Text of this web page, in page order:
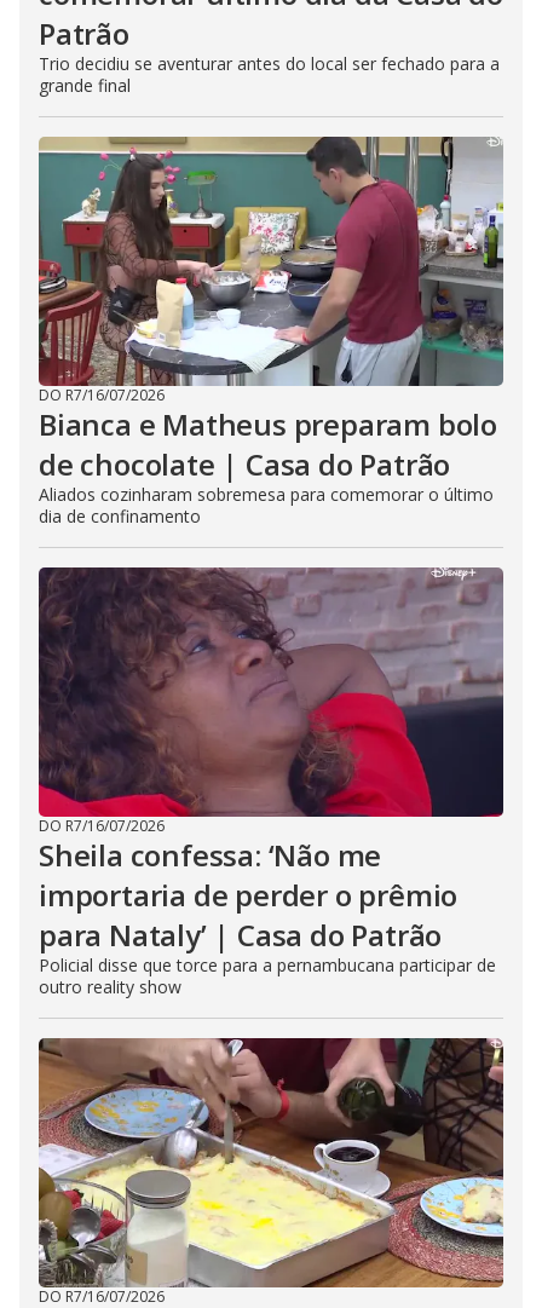
Patrão
Trio decidiu se aventurar antes do local ser fechado para a
grande final
DO R7/16/07/2026
Bianca e Matheus preparam bolo
de chocolate | Casa do Patrão
Aliados cozinharam sobremesa para comemorar o último
dia de confinamento
DO R7/16/07/2026
Sheila confessa: ‘Não me
importaria de perder o prêmio
para Nataly’ | Casa do Patrão
Policial disse que torce para a pernambucana participar de
outro reality show
DO R7/16/07/2026